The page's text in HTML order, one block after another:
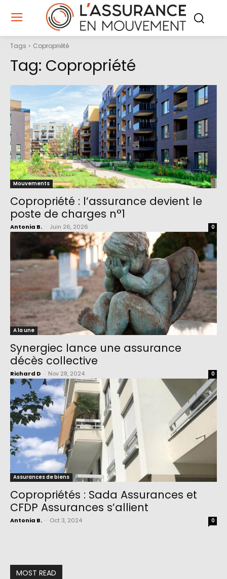
Tags Copropriété
Tag: Copropriété
Mouvements
Copropriété : l’assurance devient le
poste de charges n°1
Antonia B. Juin 26, 2026 0
A la une
Synergiec lance une assurance
décès collective
Richard D Nov 28, 2024 0
Assurances de biens
Copropriétés : Sada Assurances et
CFDP Assurances s’allient
Antonia B. Oct 3, 2024 0
MOST READ